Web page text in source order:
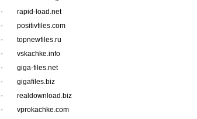
- rapid-load.net
- positivfiles.com
- topnewfiles.ru
- vskachke.info
- giga-files.net
- gigafiles.biz
- realdownload.biz
- vprokachke.com